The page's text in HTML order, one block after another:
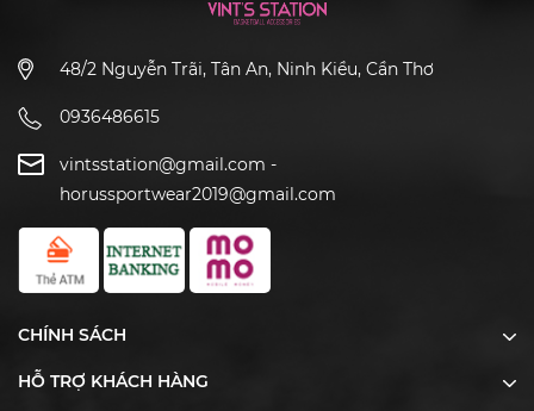
48/2 Nguyễn Trãi, Tân An, Ninh Kiều, Cần Thơ
0936486615
vintsstation@gmail.com -
horussportwear2019@gmail.com
CHÍNH SÁCH
HỖ TRỢ KHÁCH HÀNG